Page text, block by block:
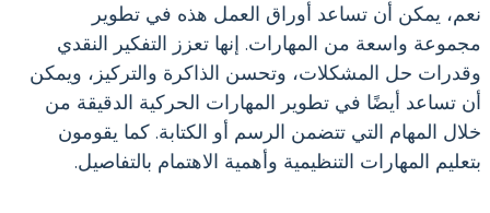
نعم، يمكن أن تساعد أوراق العمل هذه في تطوير
مجموعة واسعة من المهارات. إنها تعزز التفكير النقدي
وقدرات حل المشكلات، وتحسن الذاكرة والتركيز، ويمكن
أن تساعد أيضًا في تطوير المهارات الحركية الدقيقة من
خلال المهام التي تتضمن الرسم أو الكتابة. كما يقومون
بتعليم المهارات التنظيمية وأهمية الاهتمام بالتفاصيل.